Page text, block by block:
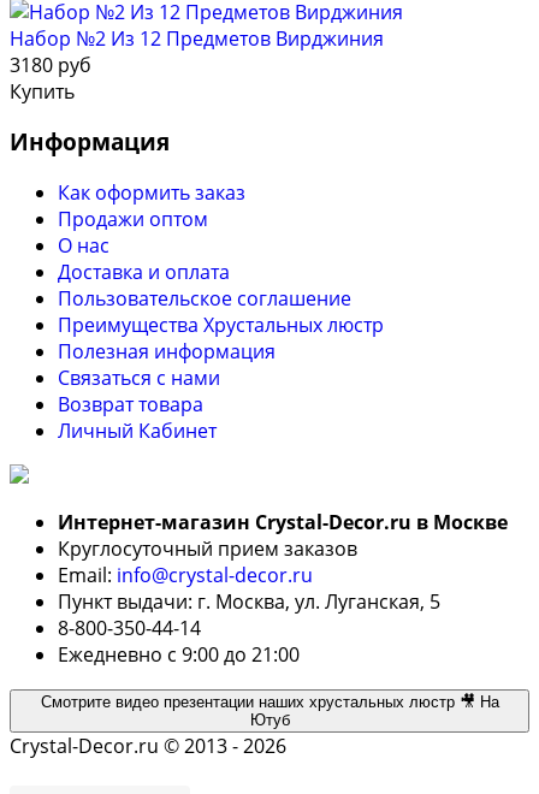
Набор №2 Из 12 Предметов Вирджиния
3180 руб
Купить
Информация
Как оформить заказ
Продажи оптом
О нас
Доставка и оплата
Пользовательское соглашение
Преимущества Хрустальных люстр
Полезная информация
Связаться с нами
Возврат товара
Личный Кабинет
Интернет-магазин Crystal-Decor.ru в Москве
Круглосуточный прием заказов
Email: info@crystal-decor.ru
Пункт выдачи: г. Москва, ул. Луганская, 5
8-800-350-44-14
Ежедневно с 9:00 до 21:00
Смотрите видео презентации наших хрустальных люстр 🎥 На
Ютуб
Crystal-Decor.ru © 2013 - 2026